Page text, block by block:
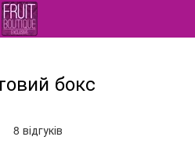
бокс
8 відгуків